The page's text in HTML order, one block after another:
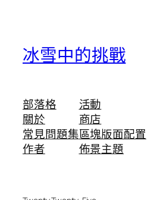
冰雪中的挑戰
部落格
關於
常見問題集
作者
活動
商店
區塊版面配置
佈景主題